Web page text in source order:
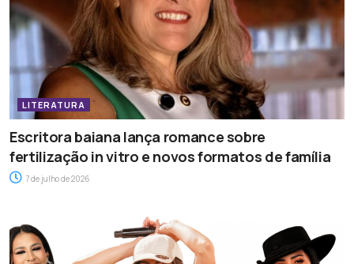
LITERATURA
Escritora baiana lança romance sobre
fertilização in vitro e novos formatos de família
7 de julho de 2026